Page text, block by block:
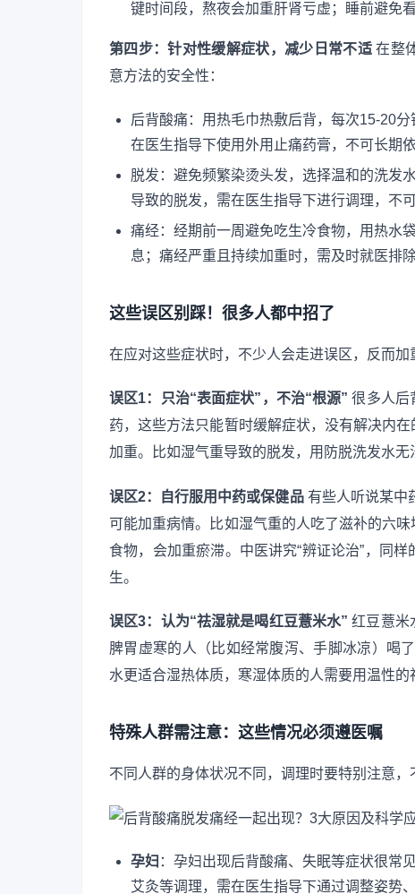
键时间段，熬夜会加重肝肾亏虚；睡前避免
第四步：针对性缓解症状，减少日常不适在整
意方法的安全性：
后背酸痛：用热毛巾热敷后背，每次15-20
在医生指导下使用外用止痛药膏，不可长期依
脱发：避免频繁染烫头发，选择温和的洗发
导致的脱发，需在医生指导下进行调理，不
痛经：经期前一周避免吃生冷食物，用热水
息；痛经严重且持续加重时，需及时就医排
这些误区别踩！很多人都中招了
在应对这些症状时，不少人会走进误区，反而加
误区1：只治“表面症状”，不治“根源” 很多人后
药，这些方法只能暂时缓解症状，没有解决内
加重。比如湿气重导致的脱发，用防脱洗发水无
误区2：自行服用中药或保健品有些人听说某中
可能加重病情。比如湿气重的人吃了滋补的六
食物，会加重瘀滞。中医讲究“辨证论治”，同
生。
误区3：认为“祛湿就是喝红豆薏米水” 红豆薏米
脾胃虚寒的人（比如经常腹泻、手脚冰凉）喝
水更适合湿热体质，寒湿体质的人需要用温性
特殊人群需注意：这些情况必须遵医嘱
不同人群的身体状况不同，调理时要特别注意，
孕妇 ：孕妇出现后背酸痛、失眠等症状很常
艾灸等调理，需在医生指导下通过调整姿势